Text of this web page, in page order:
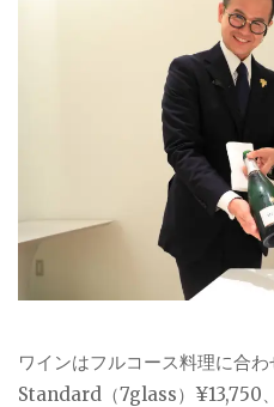
ワインはフルコース料理に合わ
Standard（7glass）¥13,750